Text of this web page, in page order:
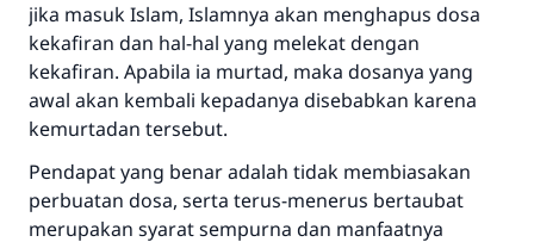
jika masuk Islam, Islamnya akan menghapus dosa
kekafiran dan hal-hal yang melekat dengan
kekafiran. Apabila ia murtad, maka dosanya yang
awal akan kembali kepadanya disebabkan karena
kemurtadan tersebut.
Pendapat yang benar adalah tidak membiasakan
perbuatan dosa, serta terus-menerus bertaubat
merupakan syarat sempurna dan manfaatnya